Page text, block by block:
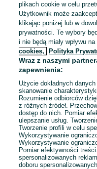
1 ...
plikach cookie w celu
Użytkownik może
klikając poniżej lub w
prywatności. Te wybory
i nie będą miały wpływu
cookies,
Polityka
Wraz z naszymi
zapewnienia:
Użycie dokładnych
skanowanie
Rozumienie odbiorców
z różnych źródeł.
dostęp do nich. Pomiar
ulepszanie usług.
Tworzenie profili w celu
Wykorzystywanie
Wykorzystywanie
Pomiar efektywności
spersonalizowanych
doboru